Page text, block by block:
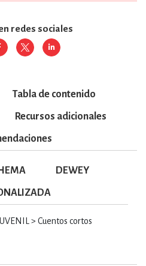
redes sociales
Tabla de contenido
Recursos adicionales
DEWEY
> Cuentos cortos